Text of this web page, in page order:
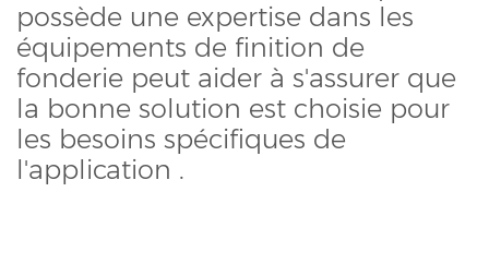
possède une expertise dans les
équipements de finition de
fonderie peut aider à s'assurer que
la bonne solution est choisie pour
les besoins spécifiques de
l'application .